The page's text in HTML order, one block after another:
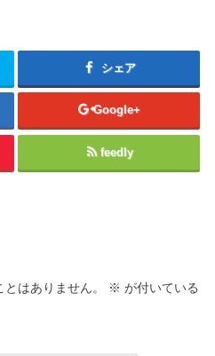
シェア
Google+
feedly
はありません。 ※ が付いている